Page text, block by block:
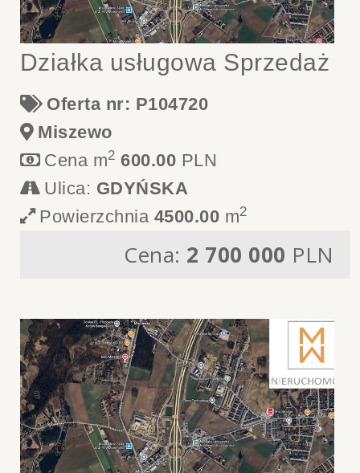
Działka usługowa Sprzedaż
Oferta nr: P104720
Miszewo
Cena m2 600.00 PLN
Ulica: GDYŃSKA
Powierzchnia 4500.00 m2
Cena: 2 700 000 PLN